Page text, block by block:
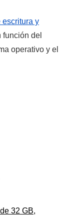
escritura y
del
operativo y el
32 GB,